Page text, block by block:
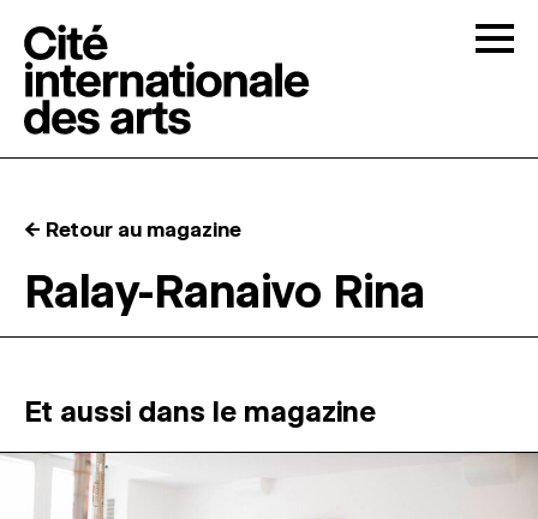
RÉSIDENCES ↓
ATELIERS OUVERTS
PROGRAMMATION
← Retour au magazine
Ralay-Ranaivo Rina
Et aussi dans le magazine